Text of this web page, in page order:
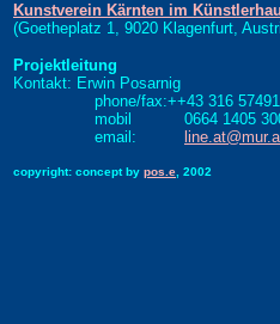
Kunstverein Kärnten im
(Goetheplatz 1, 9020 Klagenfurt,
Projektleitung
Kontakt: Erwin Posarnig
phone/fax:++43
mobil 0664 1405
email:
copyright: concept by pos.e , 2002